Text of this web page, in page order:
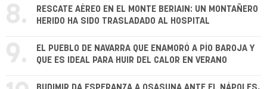
8.
RESCATE AÉREO EN EL MONTE BERIAIN: UN MONTAÑERO
HERIDO HA SIDO TRASLADADO AL HOSPITAL
9.
EL PUEBLO DE NAVARRA QUE ENAMORÓ A PÍO BAROJA Y
QUE ES IDEAL PARA HUIR DEL CALOR EN VERANO